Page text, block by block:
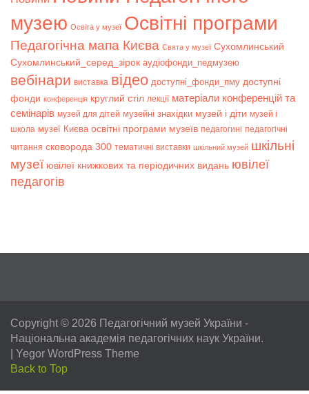
музею Освіта у музеї Освітні програми
Педагогічна мапа Києва Свята у музеї Сухомлинський
Сухомлинський_серед_зірок аудіофонди_педмузею
вебінари виставка відео доступні_фонди_пму доступні
фонди конференція круглий стіл лекції матеріали конференцій та
семінарів музей для дітей музейні знахідки музей і діти музей і
школа музеї Києва освітні програми музеїв педагогині педагогічні
читання сковорода 300 тематичні виставки шкільний музей шкільні
музеї ювілеї книжкових та періодичних видань ювілеї
педагогів
Copyright © 2026 Педагогічний музей України -
Національна академія педагогічних наук України.
Yegor WordPress Theme
Back to Top